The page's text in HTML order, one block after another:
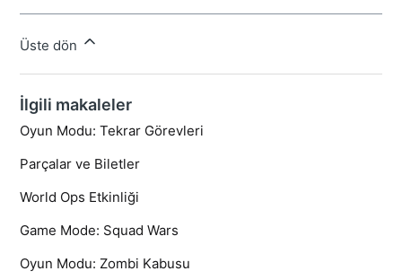
Üste dön
İlgili makaleler
Oyun Modu: Tekrar Görevleri
Parçalar ve Biletler
World Ops Etkinliği
Game Mode: Squad Wars
Oyun Modu: Zombi Kabusu